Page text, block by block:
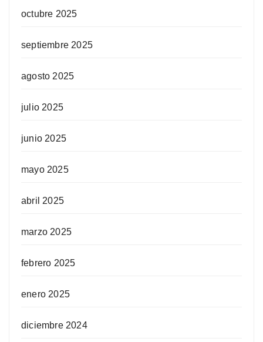
octubre 2025
septiembre 2025
agosto 2025
julio 2025
junio 2025
mayo 2025
abril 2025
marzo 2025
febrero 2025
enero 2025
diciembre 2024